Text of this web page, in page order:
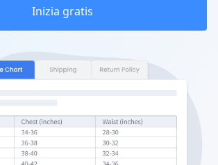
Inizia gratis